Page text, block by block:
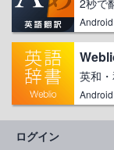
2秒で
Android
英和
Android
ログイン